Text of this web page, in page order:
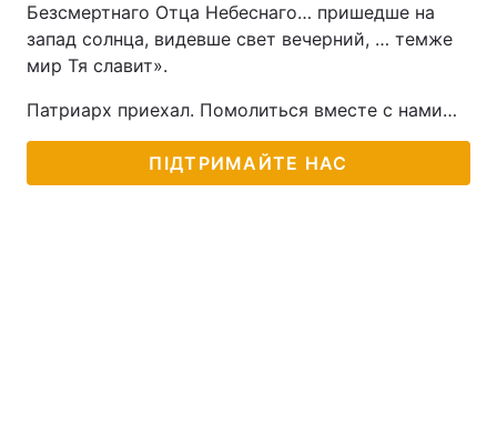
Безсмертнаго Отца Небеснаго… пришедше на
запад солнца, видевше свет вечерний, … темже
мир Тя славит».
Патриарх приехал. Помолиться вместе с нами…
ПІДТРИМАЙТЕ НАС